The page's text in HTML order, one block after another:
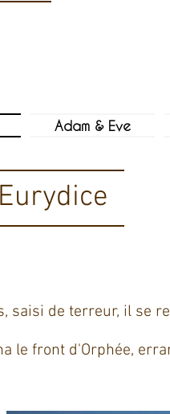
Adam & Eve
saisi de terreur, il se
le front d'Orphée,